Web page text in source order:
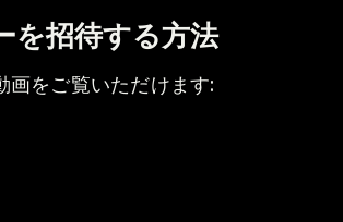
を招待する方法
画をご覧いただけます: